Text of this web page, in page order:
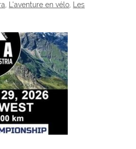
L'aventure en vélo
Les